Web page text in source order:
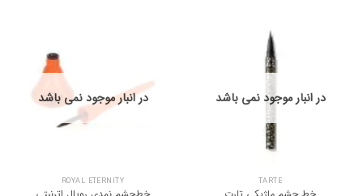
در انبار موجود نمی باشد
TARTE
در انبار موجود نمی باشد
ROYAL ETERNITY